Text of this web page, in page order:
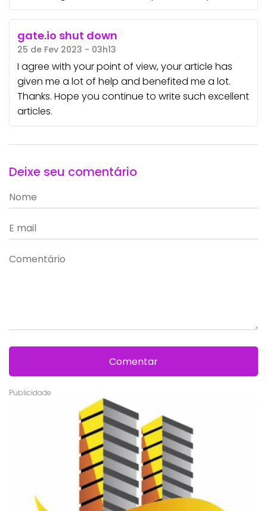
gate.io shut down
25 de Fev 2023 - 03h13
I agree with your point of view, your article has
given me a lot of help and benefited me a lot.
Thanks. Hope you continue to write such excellent
articles.
Deixe seu comentário
Comentar